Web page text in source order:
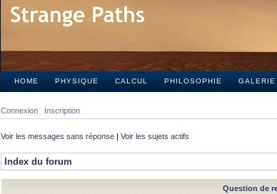
HOME PHYSIQUE CALCUL PHILOSOPHIE GALERIE
Connexion Inscription
Voir les messages sans réponse | Voir les sujets actifs
Index du forum
Question de